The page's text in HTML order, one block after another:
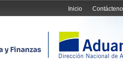
Inicio